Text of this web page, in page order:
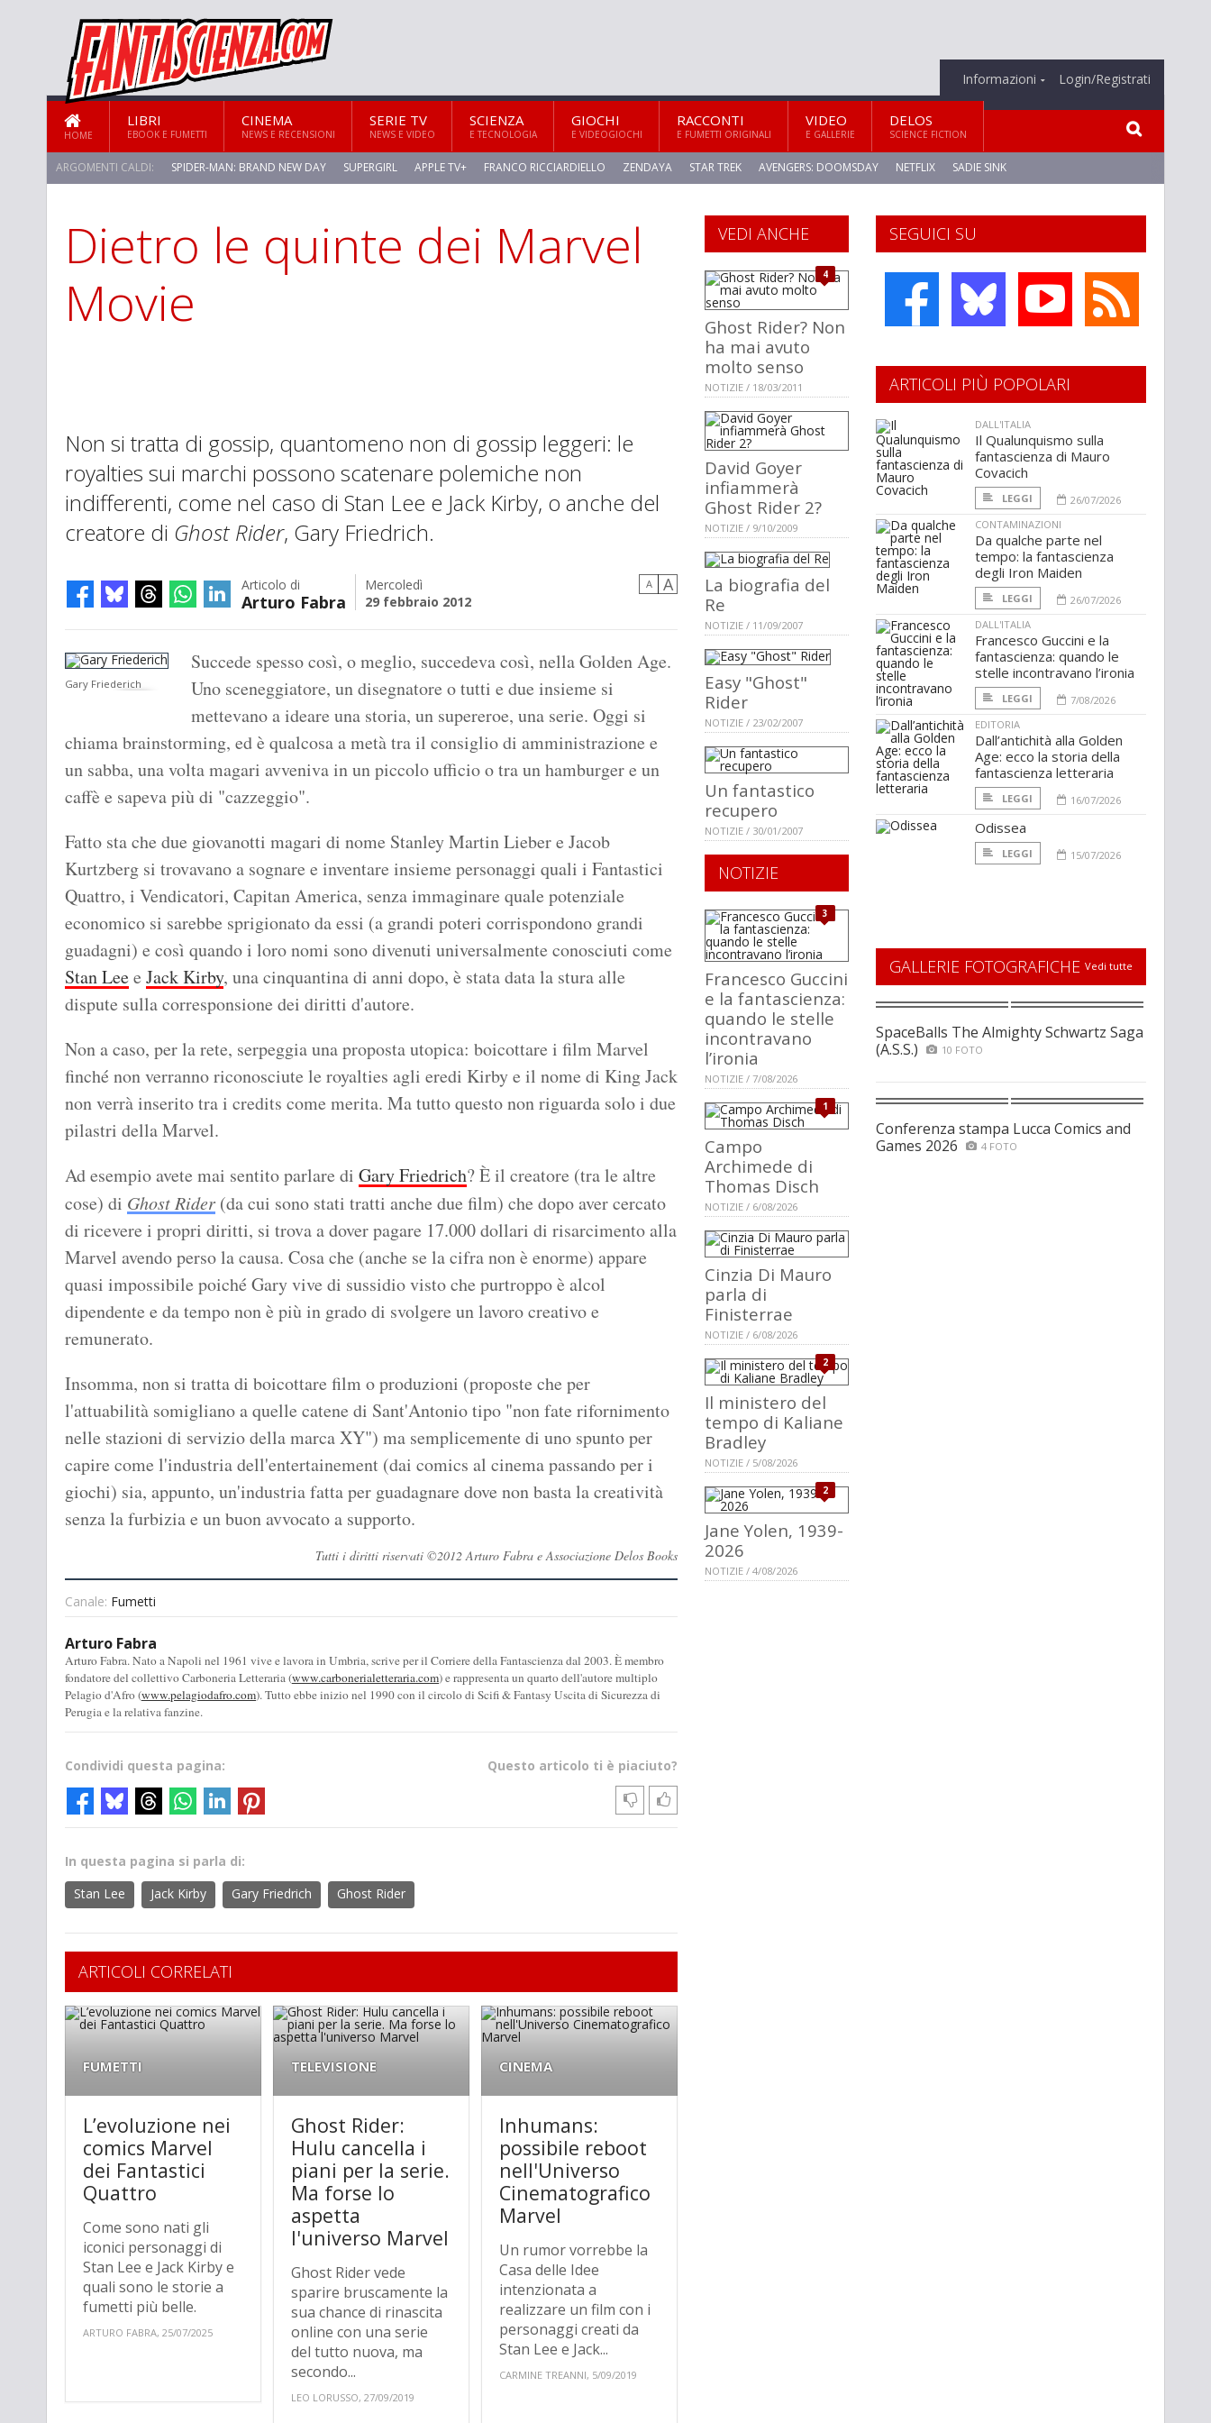
Informazioni Login/Registrati
HOME
LIBRI
EBOOK E FUMETTI
CINEMA
NEWS E RECENSIONI
SERIE TV
NEWS E VIDEO
SCIENZA
E TECNOLOGIA
GIOCHI
E VIDEOGIOCHI
RACCONTI
E FUMETTI ORIGINALI
VIDEO
E GALLERIE
DELOS
SCIENCE FICTION
ARGOMENTI CALDI: SPIDER-MAN: BRAND NEW DAY SUPERGIRL APPLE TV+ FRANCO RICCIARDIELLO ZENDAYA STAR TREK AVENGERS: DOOMSDAY NETFLIX SADIE SINK
STAR TREK: STRANGE NEW WORLDS
Dietro le quinte dei Marvel
Movie
Non si tratta di gossip, quantomeno non di gossip leggeri: le
royalties sui marchi possono scatenare polemiche non
indifferenti, come nel caso di Stan Lee e Jack Kirby, o anche del
creatore di Ghost Rider, Gary Friedrich.
Articolo di
Arturo Fabra
Mercoledì
29 febbraio 2012
A A
Gary Friederich
Succede spesso così, o meglio, succedeva così, nella Golden Age.
Uno sceneggiatore, un disegnatore o tutti e due insieme si
mettevano a ideare una storia, un supereroe, una serie. Oggi si
chiama brainstorming, ed è qualcosa a metà tra il consiglio di amministrazione e
un sabba, una volta magari avveniva in un piccolo ufficio o tra un hamburger e un
caffè e sapeva più di "cazzeggio".
Fatto sta che due giovanotti magari di nome Stanley Martin Lieber e Jacob
Kurtzberg si trovavano a sognare e inventare insieme personaggi quali i Fantastici
Quattro, i Vendicatori, Capitan America, senza immaginare quale potenziale
economico si sarebbe sprigionato da essi (a grandi poteri corrispondono grandi
guadagni) e così quando i loro nomi sono divenuti universalmente conosciuti come
Stan Leee Jack Kirby, una cinquantina di anni dopo, è stata data la stura alle
dispute sulla corresponsione dei diritti d'autore.
Non a caso, per la rete, serpeggia una proposta utopica: boicottare i film Marvel
finché non verranno riconosciute le royalties agli eredi Kirby e il nome di King Jack
non verrà inserito tra i credits come merita. Ma tutto questo non riguarda solo i due
pilastri della Marvel.
Ad esempio avete mai sentito parlare di Gary Friedrich? È il creatore (tra le altre
cose) di Ghost Rider (da cui sono stati tratti anche due film) che dopo aver cercato
di ricevere i propri diritti, si trova a dover pagare 17.000 dollari di risarcimento alla
Marvel avendo perso la causa. Cosa che (anche se la cifra non è enorme) appare
quasi impossibile poiché Gary vive di sussidio visto che purtroppo è alcol
dipendente e da tempo non è più in grado di svolgere un lavoro creativo e
remunerato.
Insomma, non si tratta di boicottare film o produzioni (proposte che per
l'attuabilità somigliano a quelle catene di Sant'Antonio tipo "non fate rifornimento
nelle stazioni di servizio della marca XY") ma semplicemente di uno spunto per
capire come l'industria dell'entertainement (dai comics al cinema passando per i
giochi) sia, appunto, un'industria fatta per guadagnare dove non basta la creatività
senza la furbizia e un buon avvocato a supporto.
Tutti i diritti riservati ©2012 Arturo Fabra e Associazione Delos Books
Canale: Fumetti
Arturo Fabra
Arturo Fabra. Nato a Napoli nel 1961 vive e lavora in Umbria, scrive per il Corriere della Fantascienza dal 2003. È membro
fondatore del collettivo Carboneria Letteraria (www.carbonerialetteraria.com) e rappresenta un quarto dell'autore multiplo
Pelagio d'Afro (www.pelagiodafro.com). Tutto ebbe inizio nel 1990 con il circolo di Scifi & Fantasy Uscita di Sicurezza di
Perugia e la relativa fanzine.
Questo articolo ti è piaciuto?
Condividi questa pagina:
In questa pagina si parla di:
Stan Lee
Jack Kirby Gary Friedrich Ghost Rider
ARTICOLI CORRELATI
FUMETTI
L’evoluzione nei
comics Marvel
dei Fantastici
Quattro
Come sono nati gli
iconici personaggi di
Stan Lee e Jack Kirby e
quali sono le storie a
fumetti più belle.
ARTURO FABRA, 25/07/2025
TELEVISIONE
Ghost Rider:
Hulu cancella i
piani per la serie.
Ma forse lo
aspetta
l'universo Marvel
Ghost Rider vede
sparire bruscamente la
sua chance di rinascita
online con una serie
del tutto nuova, ma
secondo...
LEO LORUSSO, 27/09/2019
CINEMA
Inhumans:
possibile reboot
nell'Universo
Cinematografico
Marvel
Un rumor vorrebbe la
Casa delle Idee
intenzionata a
realizzare un film con i
personaggi creati da
Stan Lee e Jack...
CARMINE TREANNI, 5/09/2019
SEGUICI SU
VEDI ANCHE
4
Ghost Rider? Non
ha mai avuto
molto senso
NOTIZIE / 18/03/2011
David Goyer
infiammerà
Ghost Rider 2?
NOTIZIE / 9/10/2009
La biografia del
Re
NOTIZIE / 11/09/2007
Easy "Ghost"
Rider
NOTIZIE / 23/02/2007
Un fantastico
recupero
NOTIZIE / 30/01/2007
NOTIZIE
3
Francesco Guccini
e la fantascienza:
quando le stelle
incontravano
l’ironia
NOTIZIE / 7/08/2026
1
Campo
Archimede di
Thomas Disch
NOTIZIE / 6/08/2026
Cinzia Di Mauro
parla di
Finisterrae
NOTIZIE / 6/08/2026
2
Il ministero del
tempo di Kaliane
Bradley
NOTIZIE / 5/08/2026
2
Jane Yolen, 1939-
2026
NOTIZIE / 4/08/2026
ARTICOLI PIÙ POPOLARI
DALL'ITALIA
Il Qualunquismo sulla
fantascienza di Mauro
Covacich
LEGGI
26/07/2026
CONTAMINAZIONI
Da qualche parte nel
tempo: la fantascienza
degli Iron Maiden
LEGGI
26/07/2026
DALL'ITALIA
Francesco Guccini e la
fantascienza: quando le
stelle incontravano l’ironia
LEGGI
7/08/2026
EDITORIA
Dall’antichità alla Golden
Age: ecco la storia della
fantascienza letteraria
LEGGI 16/07/2026
Odissea
LEGGI 15/07/2026
GALLERIE FOTOGRAFICHE Vedi tutte
SpaceBalls The Almighty Schwartz Saga
(A.S.S.)
10 FOTO
Conferenza stampa Lucca Comics and
Games 2026
4 FOTO